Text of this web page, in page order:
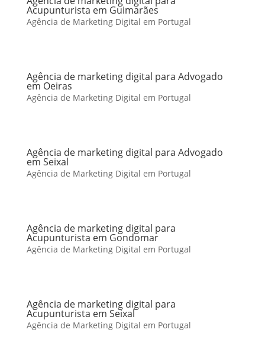
Acupunturista em Guimarães
Agência de Marketing Digital em Portugal
Agência de marketing digital para Advogado
em Oeiras
Agência de Marketing Digital em Portugal
Agência de marketing digital para Advogado
em Seixal
Agência de Marketing Digital em Portugal
Agência de marketing digital para
Acupunturista em Gondomar
Agência de Marketing Digital em Portugal
Agência de marketing digital para
Acupunturista em Seixal
Agência de Marketing Digital em Portugal